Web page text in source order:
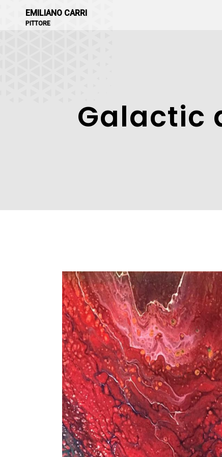
EMILIANO CARRI
PITTORE
Galactic